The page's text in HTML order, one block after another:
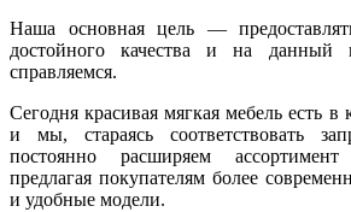
Наша основная цель —
достойного качества и на
справляемся.
Сегодня красивая мягкая мебель есть
и мы, стараясь соответствовать
постоянно расширяем
предлагая покупателям более
и удобные модели.